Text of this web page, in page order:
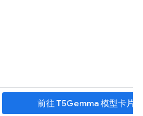
前往 T5Gemma 模型卡片